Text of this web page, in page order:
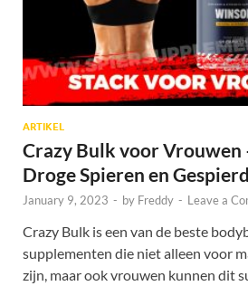
ARTIKEL
Crazy Bulk voor Vrouwen
Droge Spieren en Gespierd
January 9, 2023 - by Freddy - Leave a
Crazy Bulk is een van de beste
supplementen die niet alleen voor
zijn, maar ook vrouwen kunnen dit